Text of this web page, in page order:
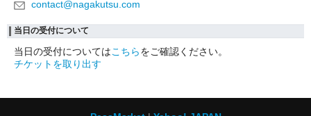
contact@nagakutsu.com
当日の受付について
当日の受付についてはこちらをご確認ください。
チケットを取り出す